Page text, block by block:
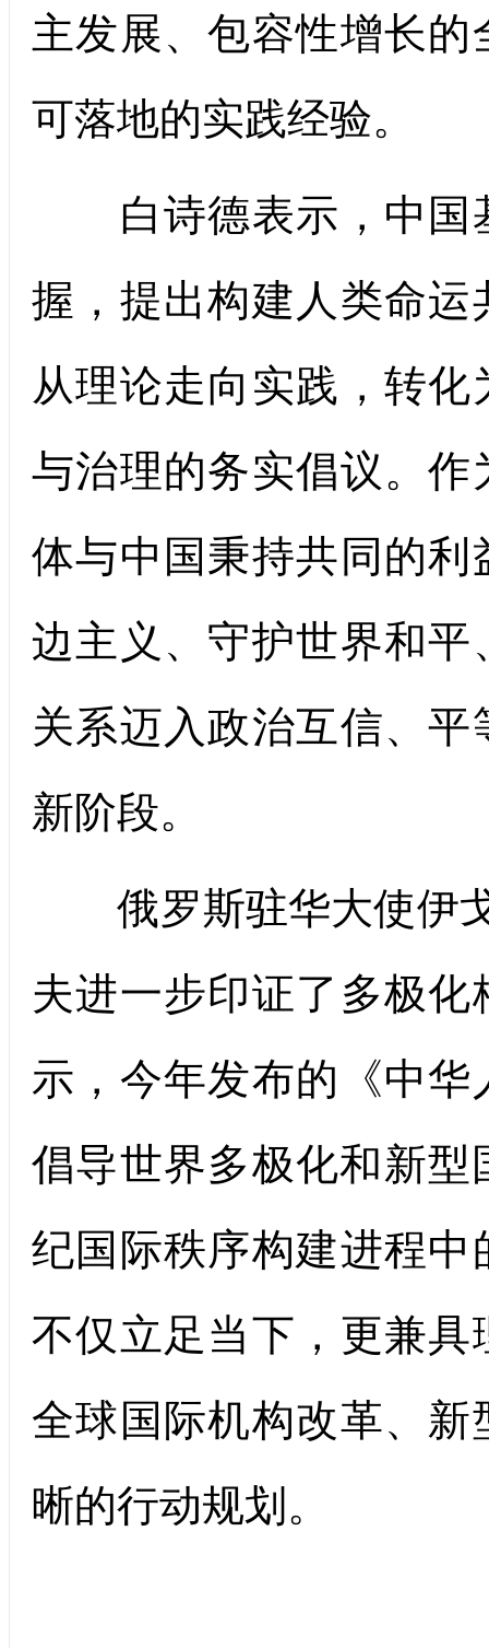
主发展、包容性增长
可落地的实践经验。
白诗德表示，中国
握，提出构建人类命
从理论走向实践，转
与治理的务实倡议。
体与中国秉持共同的
边主义、守护世界和
关系迈入政治互信、
新阶段。
俄罗斯驻华大使伊戈
夫进一步印证了多极
示，今年发布的《中
倡导世界多极化和新型
纪国际秩序构建进程
不仅立足当下，更兼
全球国际机构改革、
晰的行动规划。